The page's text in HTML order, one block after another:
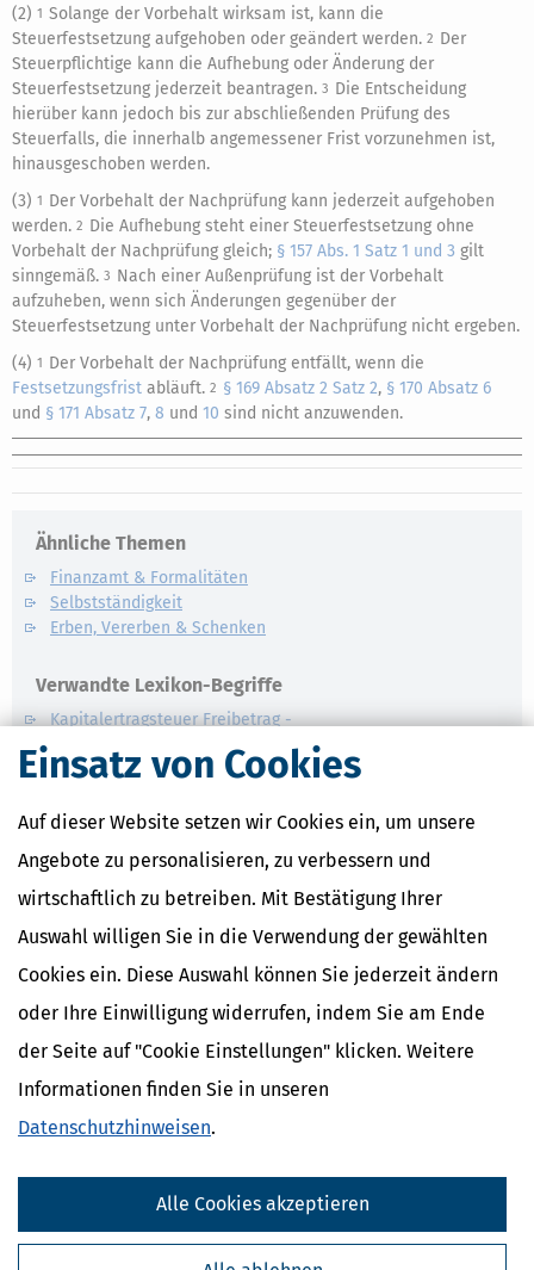
Einsatz von Cookies
Auf dieser Website setzen wir Cookies ein, um unsere
Angebote zu personalisieren, zu verbessern und
wirtschaftlich zu betreiben. Mit Bestätigung Ihrer
Auswahl willigen Sie in die Verwendung der gewählten
Cookies ein. Diese Auswahl können Sie jederzeit ändern
oder Ihre Einwilligung widerrufen, indem Sie am Ende
der Seite auf "Cookie Einstellungen" klicken. Weitere
Informationen finden Sie in unseren
Datenschutzhinweisen.
Alle Cookies akzeptieren
(2) 1 Solange der Vorbehalt wirksam ist, kann die
Steuerfestsetzung aufgehoben oder geändert werden. 2 Der
Steuerpflichtige kann die Aufhebung oder Änderung der
Steuerfestsetzung jederzeit beantragen. 3 Die Entscheidung
hierüber kann jedoch bis zur abschließenden Prüfung des
Steuerfalls, die innerhalb angemessener Frist vorzunehmen ist,
hinausgeschoben werden.
(3) 1 Der Vorbehalt der Nachprüfung kann jederzeit aufgehoben
werden. 2 Die Aufhebung steht einer Steuerfestsetzung ohne
Vorbehalt der Nachprüfung gleich; § 157 Abs. 1 Satz 1 und 3 gilt
sinngemäß. 3 Nach einer Außenprüfung ist der Vorbehalt
aufzuheben, wenn sich Änderungen gegenüber der
Steuerfestsetzung unter Vorbehalt der Nachprüfung nicht ergeben.
(4) 1 Der Vorbehalt der Nachprüfung entfällt, wenn die
Festsetzungsfrist abläuft. 2 § 169 Absatz 2 Satz 2, § 170 Absatz 6
und § 171 Absatz 7, 8 und 10 sind nicht anzuwenden.
Ähnliche Themen
Finanzamt & Formalitäten
Selbstständigkeit
Erben, Vererben & Schenken
Verwandte Lexikon-Begriffe
Kapitalertragsteuer Freibetrag -
Definition und Erklärung
CO2-Steuer - Was ist das?
Erklärung
Kommission